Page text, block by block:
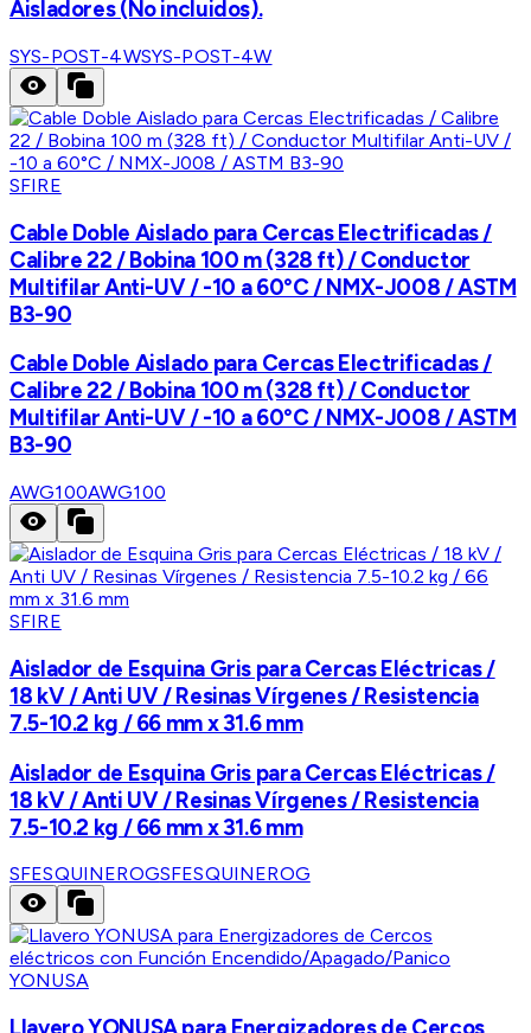
Aisladores (No incluidos).
SYS-POST-4WSYS-POST-4W
SFIRE
Cable Doble Aislado para Cercas Electrificadas /
Calibre 22 / Bobina 100 m (328 ft) / Conductor
Multifilar Anti-UV / -10 a 60°C / NMX-J008 / ASTM
B3-90
Cable Doble Aislado para Cercas Electrificadas /
Calibre 22 / Bobina 100 m (328 ft) / Conductor
Multifilar Anti-UV / -10 a 60°C / NMX-J008 / ASTM
B3-90
AWG100AWG100
SFIRE
Aislador de Esquina Gris para Cercas Eléctricas /
18 kV / Anti UV / Resinas Vírgenes / Resistencia
7.5-10.2 kg / 66 mm x 31.6 mm
Aislador de Esquina Gris para Cercas Eléctricas /
18 kV / Anti UV / Resinas Vírgenes / Resistencia
7.5-10.2 kg / 66 mm x 31.6 mm
SFESQUINEROGSFESQUINEROG
YONUSA